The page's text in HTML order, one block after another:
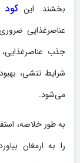
بخشند. این
عناصرغذایی
جذب عناصرغذایی،
شرایط تنشی،
می‌شود.
به طور خلاصه،
را به ارمغان